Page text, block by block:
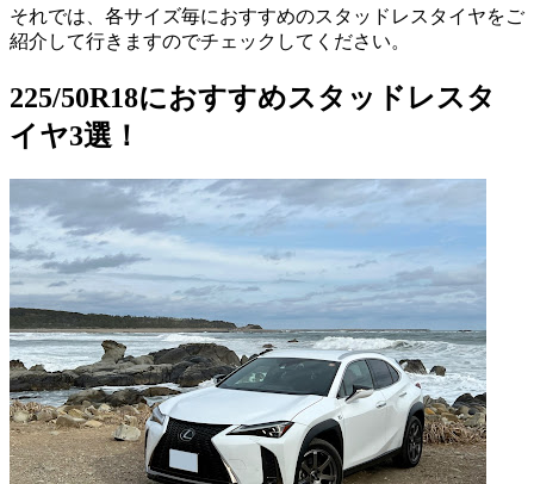
それでは、各サイズ毎におすすめのスタッドレスタイヤをご
紹介して行きますのでチェックしてください。
225/50R18におすすめスタッドレスタ
イヤ3選！